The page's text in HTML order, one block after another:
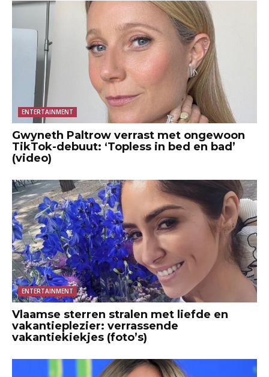
ENTERTAINMENT
Gwyneth Paltrow verrast met ongewoon
TikTok-debuut: ‘Topless in bed en bad’
(video)
ENTERTAINMENT
Vlaamse sterren stralen met liefde en
vakantieplezier: verrassende
vakantiekiekjes (foto’s)